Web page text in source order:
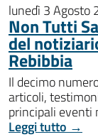
lunedì 3 Agosto
Non Tutti
del
Rebibbia
Il decimo
articoli,
principali eventi
Leggi tutto →